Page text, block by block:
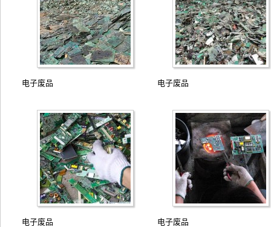
电子废品 电子废品
电子废品 电子废品